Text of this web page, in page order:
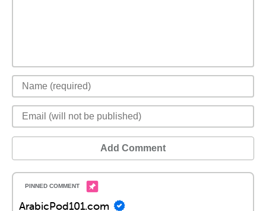
Add Comment
ArabicPod101.com